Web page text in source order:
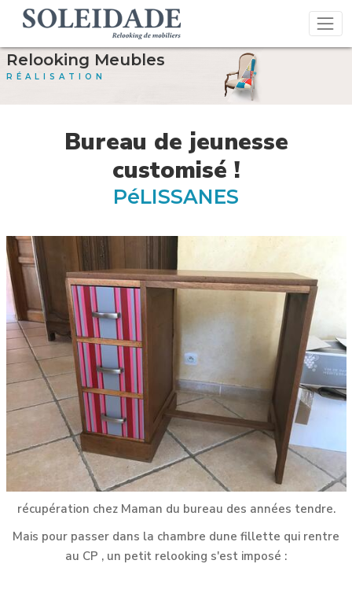
Relooking Meubles
RÉALISATION
Bureau de jeunesse
customisé !
PéLISSANES
récupération chez Maman du bureau des années tendre.
Mais pour passer dans la chambre dune fillette qui rentre
au CP , un petit relooking s'est imposé :